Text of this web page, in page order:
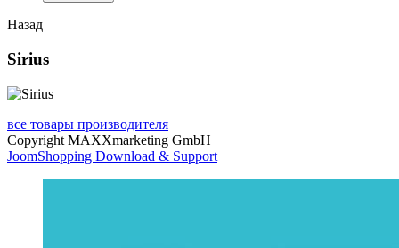
Назад
Sirius
все товары производителя
Copyright MAXXmarketing GmbH
JoomShopping Download & Support